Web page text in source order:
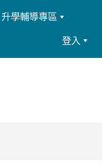
升學輔導專區
登入